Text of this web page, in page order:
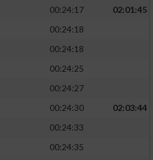
00:24:17
02:01:45
00:24:18
00:24:18
00:24:25
00:24:27
00:24:30
02:03:44
00:24:33
00:24:35